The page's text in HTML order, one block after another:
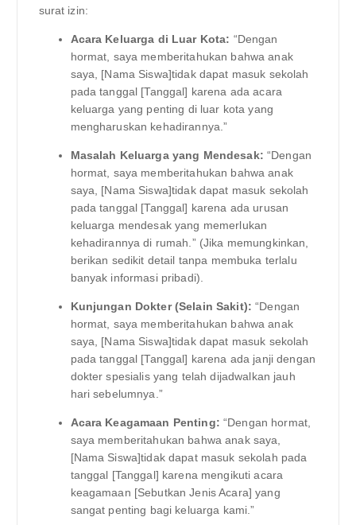
surat izin:
Acara Keluarga di Luar Kota: “Dengan
hormat, saya memberitahukan bahwa anak
saya, [Nama Siswa]tidak dapat masuk sekolah
pada tanggal [Tanggal] karena ada acara
keluarga yang penting di luar kota yang
mengharuskan kehadirannya.”
Masalah Keluarga yang Mendesak: “Dengan
hormat, saya memberitahukan bahwa anak
saya, [Nama Siswa]tidak dapat masuk sekolah
pada tanggal [Tanggal] karena ada urusan
keluarga mendesak yang memerlukan
kehadirannya di rumah.” (Jika memungkinkan,
berikan sedikit detail tanpa membuka terlalu
banyak informasi pribadi).
Kunjungan Dokter (Selain Sakit): “Dengan
hormat, saya memberitahukan bahwa anak
saya, [Nama Siswa]tidak dapat masuk sekolah
pada tanggal [Tanggal] karena ada janji dengan
dokter spesialis yang telah dijadwalkan jauh
hari sebelumnya.”
Acara Keagamaan Penting: “Dengan hormat,
saya memberitahukan bahwa anak saya,
[Nama Siswa]tidak dapat masuk sekolah pada
tanggal [Tanggal] karena mengikuti acara
keagamaan [Sebutkan Jenis Acara] yang
sangat penting bagi keluarga kami.”